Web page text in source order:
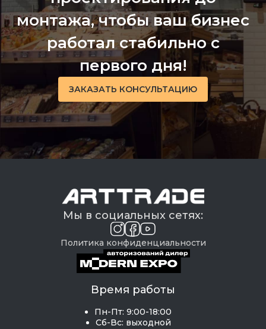
монтажа, чтобы ваш бизнес
работал стабильно с
первого дня!
ЗАКАЗАТЬ КОНСУЛЬТАЦИЮ
Мы в социальных сетях:
Политика конфиденциальности
Время работы
Пн-Пт: 9:00-18:00
Сб-Вс: выходной